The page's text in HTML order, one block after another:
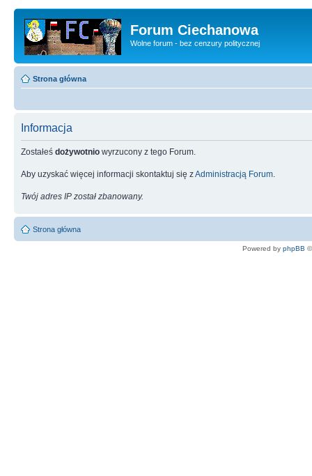
Forum Ciechanowa
Wolne forum - bez cenzury politycznej
Strona główna
Informacja
Zostałeś dożywotnio wyrzucony z tego Forum.
Aby uzyskać więcej informacji skontaktuj się zAdministracją Forum
Twój adres IP został zbanowany.
Strona główna
Powered by phpBB